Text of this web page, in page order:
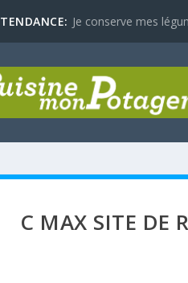
TENDANCE: Je conserve mes
C MAX SITE DE